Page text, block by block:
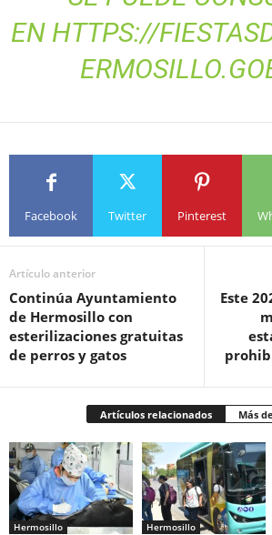
EN HTTPS://
Facebook Twitter Pinterest
Artículo anterior
Continúa Ayuntamiento
de Hermosillo con
esterilizaciones gratuitas
de perros y gatos
Este
Artículos relacionados Más
Hermosillo Hermosillo